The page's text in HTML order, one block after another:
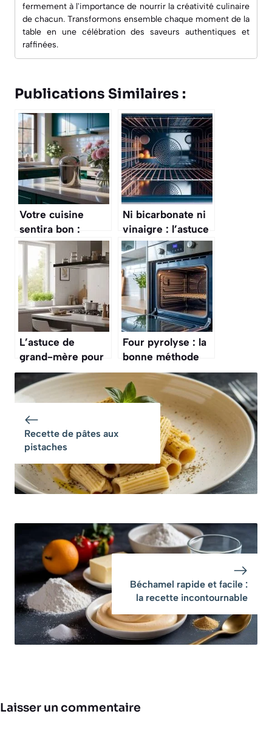
fermement à l'importance de nourrir la créativité culinaire
de chacun. Transformons ensemble chaque moment de la
table en une célébration des saveurs authentiques et
raffinées.
Publications Similaires :
Votre cuisine
sentira bon :
l’astuce pour
chasser les
mauvaises odeurs
de la poubelle
sans effort
Ni bicarbonate ni
vinaigre : l’astuce
infaillible pour
nettoyer votre
four comme neuf
sans effort
L’astuce de
grand-mère pour
chasser toutes les
mouches et
guêpes de votre
cuisine sans effort
Four pyrolyse : la
bonne méthode
pour le nettoyer
sans effort
Recette de pâtes aux
pistaches
Béchamel rapide et facile :
la recette incontournable
Laisser un commentaire